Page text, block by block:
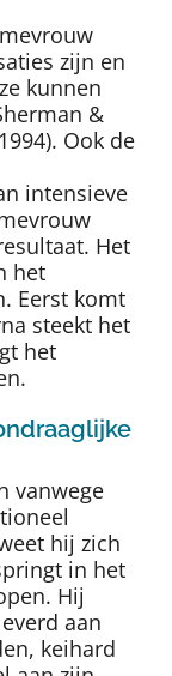
zijn en
kunnen
&
Ook de
intensieve
Het
het
Eerst komt
steekt het
het
vanwege
hij zich
in het
Hij
aan
keihard